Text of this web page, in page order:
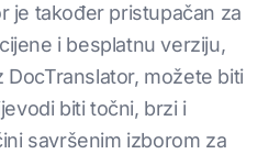
je također pristupačan za
i besplatnu verziju,
DocTranslator, možete biti
biti točni, brzi i
savršenim izborom za